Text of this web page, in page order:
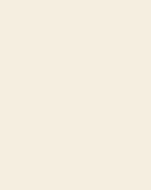
enjeux
urgence